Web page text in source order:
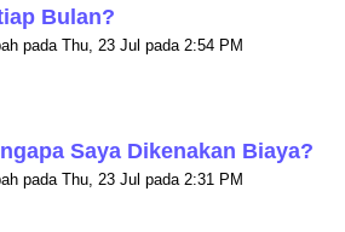
Bulan?
Diubah pada Thu, 23 Jul pada 2:54 PM
Saya Dikenakan Biaya?
Diubah pada Thu, 23 Jul pada 2:31 PM